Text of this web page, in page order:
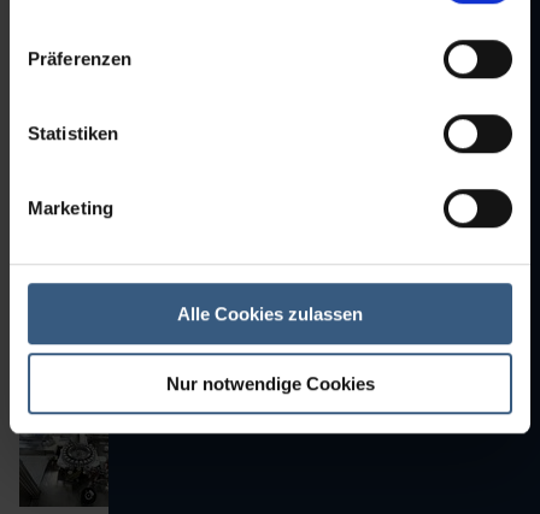
Präferenzen
Statistiken
Marketing
Alle Cookies zulassen
Nur notwendige Cookies